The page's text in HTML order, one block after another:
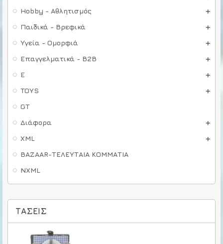
Hobby - Αθλητισμός
Παιδικά - Βρεφικά
Υγεία - Ομορφιά
Επαγγελματικά - B2B
E
TOYS
GT
Διάφορα
XML
BAZAAR-ΤΕΛΕΥΤΑΙΑ ΚΟΜΜΑΤΙΑ
NXML
ΤΆΣΕΙΣ